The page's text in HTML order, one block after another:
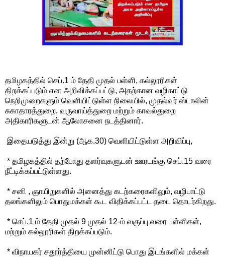
தமிழகத்தில் செப்.1 ம் தேதி முதல் பள்ளி, கல்லூரிகள்
திறக்கப்படும் என அறிவிக்கப்பட்டு, அதற்கான வழிகாட்டு
நெறிமுறைகளும் வெளியிட்டுள்ள நிலையில், முதல்வர் ஸ்டாலின்
சுகாதாரத்துறை, வருவாய்த்துறை மற்றும் காவல்துறை
அதிகாரிகளுடன் ஆலோசனை நடத்தினார்.
இதையடுத்து இன்று (ஆக.30) வெளியிட்டுள்ள அறிவிப்பு,
* தமிழகத்தில் தற்போது தளர்வுகளுடன் ஊரடங்கு செப்.15 வரை
நீட்டிக்கப்பட்டுள்ளது.
* சனி , ஞாயிறுகளில் அனைத்து கடற்கரைகளிலும், வழிபாட்டு
தலங்களிலும் பொதுமக்கள் கூட விதிக்கப்பட்ட தடை தொடர்கிறது.
* செப்.1 ம் தேதி முதல் 9 முதல் 12-ம் வகுப்பு வரை பள்ளிகள்,
மற்றும் கல்லூரிகள் திறக்கப்படும்.
* விநாயகர் சதூர்த்தியை முன்னிட்டு பொது இடங்களில் மக்கள்